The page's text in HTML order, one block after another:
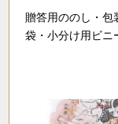
贈答用ののし・包
袋・小分け用ビニ